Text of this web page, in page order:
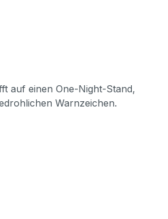
auf einen One-Night-Stand,
Warnzeichen.